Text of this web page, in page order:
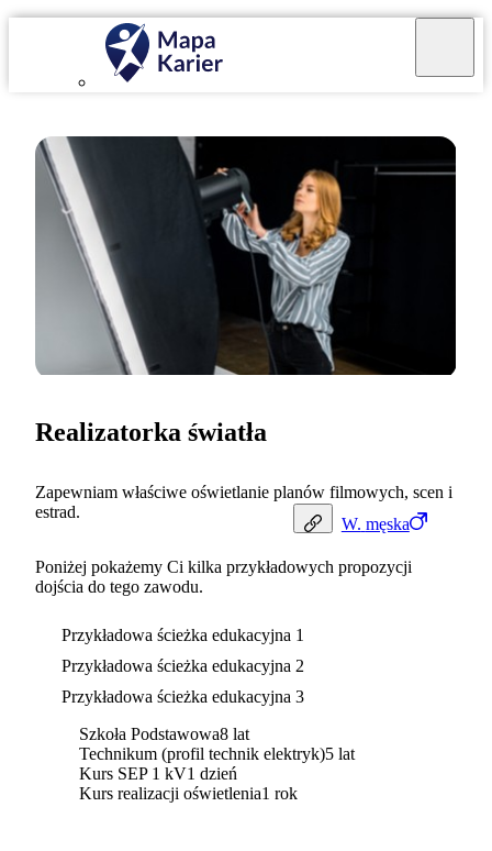
W. męska
Realizatorka światła
Zapewniam właściwe oświetlanie planów filmowych, scen i
estrad.
Poniżej pokażemy Ci kilka przykładowych propozycji
dojścia do tego zawodu.
Przykładowa ścieżka edukacyjna 1
Przykładowa ścieżka edukacyjna 2
Przykładowa ścieżka edukacyjna 3
Szkoła Podstawowa8 lat
Technikum (profil technik elektryk)5 lat
Kurs SEP 1 kV1 dzień
Kurs realizacji oświetlenia1 rok